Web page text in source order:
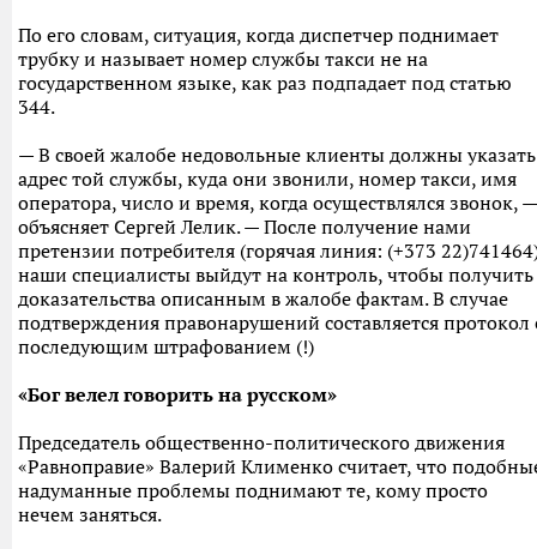
По его словам, ситуация, когда диспетчер поднимает
трубку и называет номер службы такси не на
государственном языке, как раз подпадает под статью
344.
— В своей жалобе недовольные клиенты должны указать
адрес той службы, куда они звонили, номер такси, имя
оператора, число и время, когда осуществлялся звонок, —
объясняет Сергей Лелик. — После получение нами
претензии потребителя (горячая линия: (+373
наши специалисты выйдут на контроль, чтобы получить
доказательства описанным в жалобе фактам. В случае
подтверждения правонарушений составляется протокол
последующим штрафованием (!)
«Бог велел говорить на русском»
Председатель общественно-политического движения
«Равноправие» Валерий Клименко считает, что
надуманные проблемы поднимают те, кому просто
нечем заняться.